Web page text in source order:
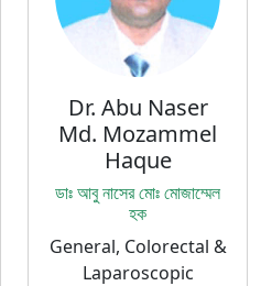
Dr. Abu Naser
Md. Mozammel
Haque
ডাঃ আবু নাসের মোঃ মোজাম্মেল
হক
General, Colorectal &
Laparoscopic